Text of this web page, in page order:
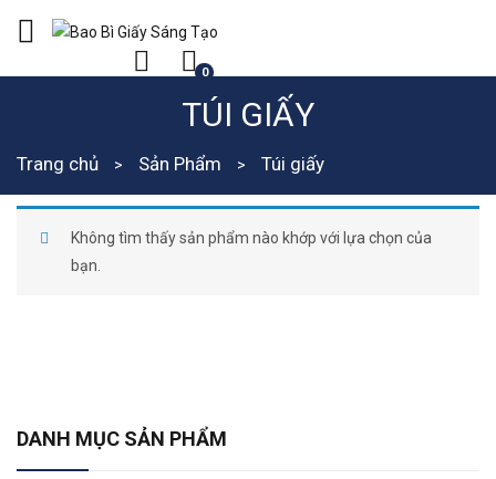
0
TÚI GIẤY
Trang chủ Sản Phẩm Túi giấy
Không tìm thấy sản phẩm nào khớp với lựa chọn của
bạn.
DANH MỤC SẢN PHẨM